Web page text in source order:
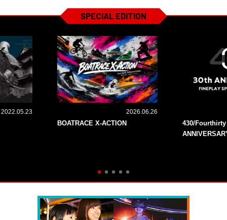
SPECIAL EDITION
2022.05.23 2026.06.26
BOATRACE X-ACTION
430/